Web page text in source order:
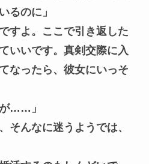
るのに」
すよ。ここで引き返した
いいです。真剣交際に入
なったら、彼女にいっそ
が……」
そんなに迷うようでは、